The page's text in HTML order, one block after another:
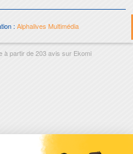
: Alphalives Multimédia
à partir de203avis sur Ekomi